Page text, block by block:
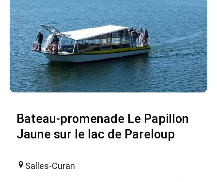
Bateau-promenade Le Papillon
Jaune sur le lac de Pareloup
Salles-Curan